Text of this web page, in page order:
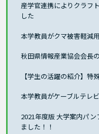
産学官連携によりクラフ
した
本学教員がクマ被害軽減
秋田県情報産業協会会長
【学生の活躍の紹介】特
本学教員がケーブルテレ
2021年度版 大学案内パン
ました！！